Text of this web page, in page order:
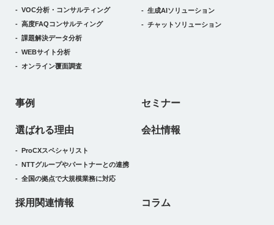
VOC分析・コンサルティング
高度FAQコンサルティング
課題解決データ分析
WEBサイト分析
オンライン覆面調査
生成AIソリューション
チャットソリューション
事例 セミナー
選ばれる理由
ProCXスペシャリスト
NTTグループやパートナーとの連携
全国の拠点で大規模業務に対応
会社情報
採用関連情報 コラム